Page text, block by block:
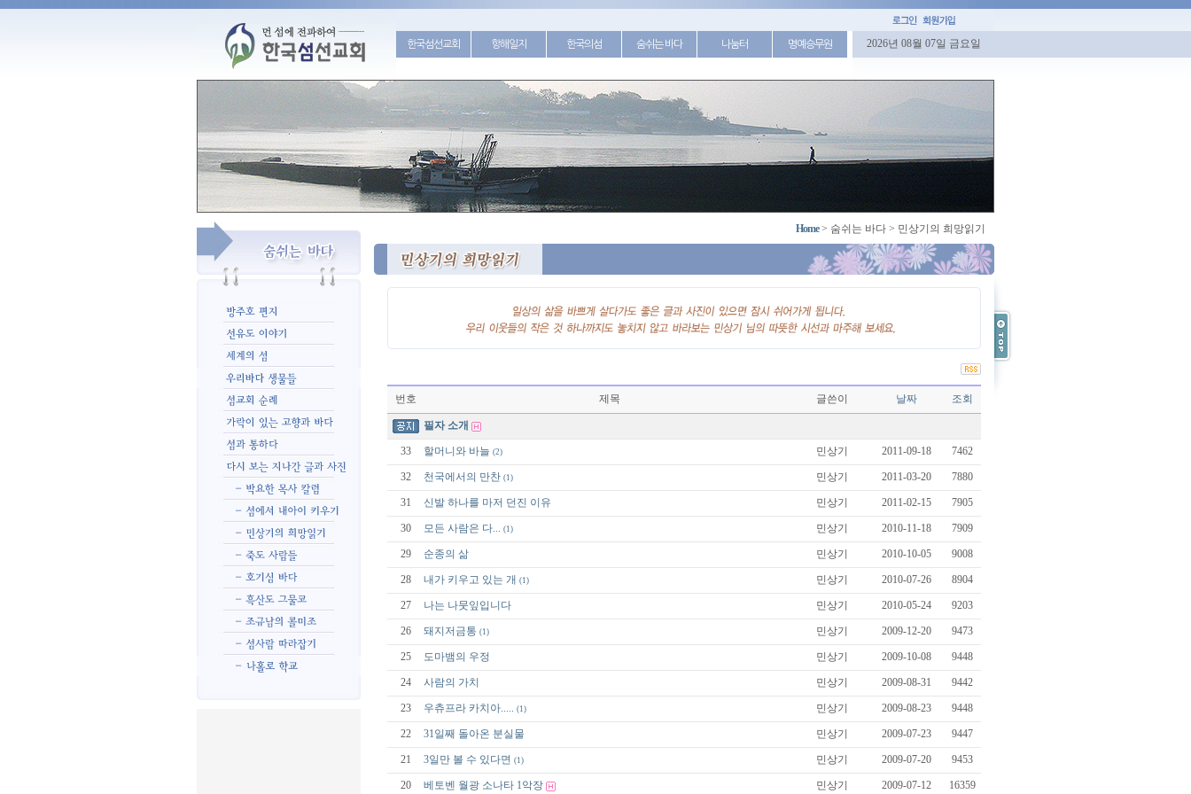
한국섬선교회 항해일지 한국의섬 숨쉬는 바다 나눔터 명예승무원 2026년 08월 07일 금요일
Home> 숨쉬는 바다 > 민상기의 희망읽기
번호 제목 글쓴이 날짜 조회
필자 소개
33 할머니와 바늘 (2) 민상기 2011-09-18 7462
32 천국에서의 만찬 (1) 민상기 2011-03-20 7880
31 신발 하나를 마저 던진 이유 민상기 2011-02-15 7905
30 모든 사람은 다... (1) 민상기 2010-11-18 7909
29 순종의 삶 민상기 2010-10-05 9008
28 내가 키우고 있는 개 (1) 민상기 2010-07-26 8904
27 나는 나뭇잎입니다 민상기 2010-05-24 9203
26 돼지저금통 (1) 민상기 2009-12-20 9473
25 도마뱀의 우정 민상기 2009-10-08 9448
24 사람의 가치 민상기 2009-08-31 9442
23 우츄프라 카치아..... (1) 민상기 2009-08-23 9448
22 31일째 돌아온 분실물 민상기 2009-07-23 9447
21 3일만 볼 수 있다면 (1) 민상기 2009-07-20 9453
20 베토벤 월광 소나타 1악장 민상기 2009-07-12 16359